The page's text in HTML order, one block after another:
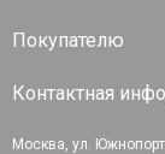
Покупателю
Контактная
Москва, ул.